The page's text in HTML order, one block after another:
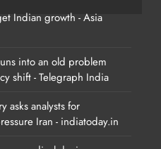
Indian growth - Asia
into an old problem
shift - Telegraph India
asks analysts for
Iran - indiatoday.in